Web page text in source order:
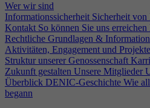
Wer wir sind
Informationssicherheit Sicherheit
Kontakt So können Sie uns erreichen
Rechtliche Grundlagen &
Aktivitäten, Engagement und Projekte
Struktur unserer Genossenschaft
Zukunft gestalten Unsere Mitglieder
Überblick DENIC-Geschichte Wie
begann